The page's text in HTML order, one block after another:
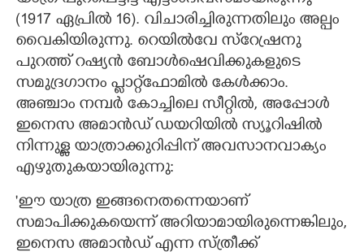
(1917 ഏപ്രിൽ 16). വിചാരിച്ചിരുന്നതിലും അല്പം
വൈകിയിരുന്നു. റെയിൽവേ സ്റ്രേഷനു
പുറത്ത് റഷ്യൻ ബോൾഷെവിക്കുകളുടെ
സമുദ്രഗാനം പ്ളാറ്റ്ഫോമിൽ കേൾക്കാം.
അഞ്ചാം നമ്പർ കോച്ചിലെ സീറ്റിൽ,​ അപ്പോൾ
ഇനെസ അമാൻഡ് ഡയറിയിൽ സ്യൂറിഷിൽ
നിന്നുള്ള യാത്രാക്കുറിപ്പിന് അവസാനവാക്യം
എഴുതുകയായിരുന്നു:
'ഈ യാത്ര ഇങ്ങനെതന്നെയാണ്
സമാപിക്കുകയെന്ന് അറിയാമായിരുന്നെങ്കിലും,​
ഇനെസ അമാ‌ൻഡ് എന്ന സ്ത്രീക്ക്